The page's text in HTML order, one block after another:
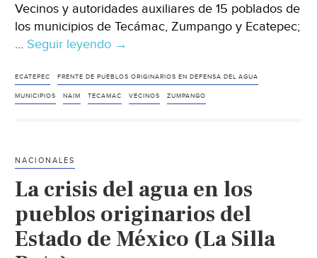
Vecinos y autoridades auxiliares de 15 poblados de
los municipios de Tecámac, Zumpango y Ecatepec;
… Seguir leyendo Tecámac:
Frente
contra
(La
Jornada)
→
ECATEPEC FRENTE DE PUEBLOS ORIGINARIOS EN DEFENSA DEL AGUA
MUNICIPIOS NAIM TECAMAC VECINOS ZUMPANGO
NACIONALES
La crisis del agua en los
pueblos originarios del
Estado de México (La Silla